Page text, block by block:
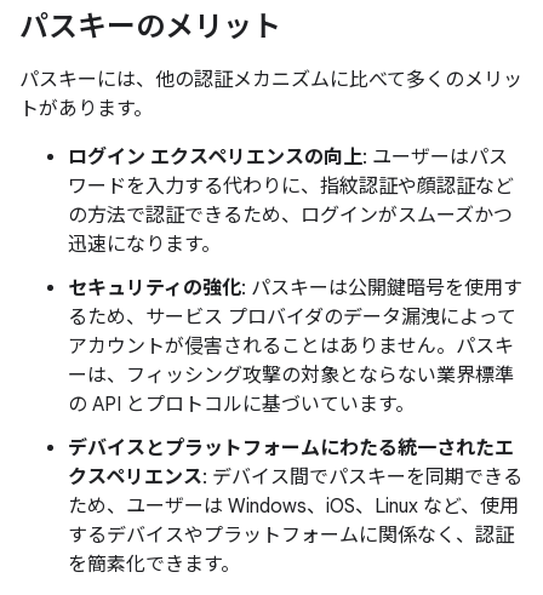
パスキーのメリット
パスキーには、他の認証メカニズムに比べて多くのメリッ
トがあります。
ログイン エクスペリエンスの向上: ユーザーはパス
ワードを入力する代わりに、指紋認証や顔認証など
の方法で認証できるため、ログインがスムーズかつ
迅速になります。
セキュリティの強化: パスキーは公開鍵暗号を使用す
るため、サービス プロバイダのデータ漏洩によって
アカウントが侵害されることはありません。パスキ
ーは、フィッシング攻撃の対象とならない業界標準
の API とプロトコルに基づいています。
デバイスとプラットフォームにわたる統一されたエ
クスペリエンス: デバイス間でパスキーを同期できる
ため、ユーザーは Windows、iOS、Linux など、使用
するデバイスやプラットフォームに関係なく、認証
を簡素化できます。